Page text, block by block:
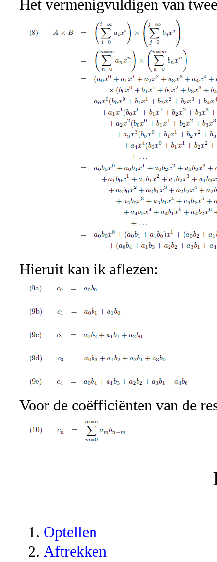
Het vermenigvuldigen van
Hieruit kan ik aflezen:
Voor de coëfficiënten van de
Optellen
Aftrekken